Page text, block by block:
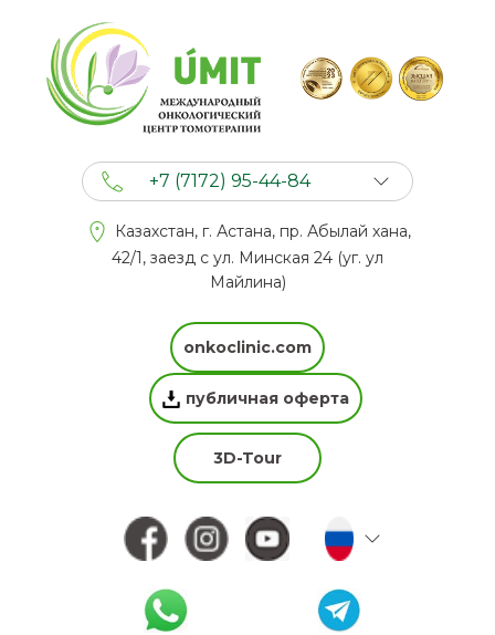
+7 (7172) 95-44-84
+7 (777) 201 44 44
Казахстан, г. Астана, пр. Абылай хана,
42/1, заезд с ул. Минская 24 (уг. ул
Майлина)
onkoclinic.com
публичная оферта
3D-Tour